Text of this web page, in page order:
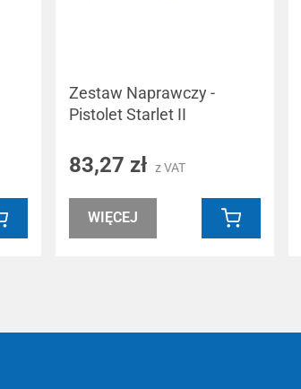
Zestaw Naprawczy -
Pistolet Starlet II
83,27 zł z VAT
WIĘCEJ